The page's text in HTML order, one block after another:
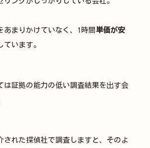
あまりかけていなく、1時間 単価が安
ています。
は証拠の能力の低い調査結果を出す会
された探偵社で調査しますと、そのよ